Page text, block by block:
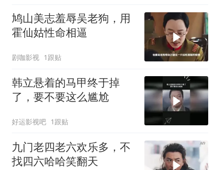
鸠山美志羞辱吴老狗，用
霍仙姑性命相逼
剧咖影视 1跟贴
韩立悬着的马甲终于掉
了，要不要这么尴尬
好运影视吧 1跟贴
九门老四老六欢乐多，不
找四六哈哈笑翻天